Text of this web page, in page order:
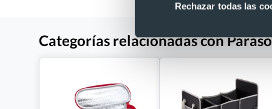
Rechazar todas las
Categorías relacionadas con